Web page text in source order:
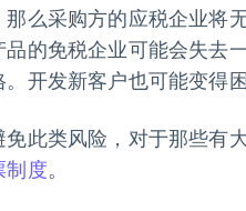
那么采购方的应税企业将
品的免税企业可能会失去
。开发新客户也可能变得困
免此类风险，对于那些有
制度